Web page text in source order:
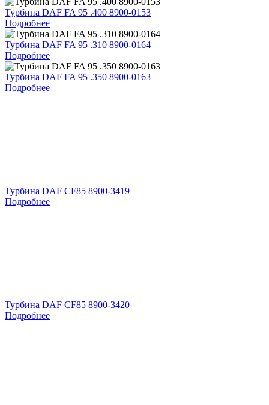
Турбина DAF FA 95 .400 8900-0153
Подробнее
Турбина DAF FA 95 .310 8900-0164
Подробнее
Турбина DAF FA 95 .350 8900-0163
Подробнее
Турбина DAF CF85 8900-3419
Подробнее
Турбина DAF CF85 8900-3420
Подробнее